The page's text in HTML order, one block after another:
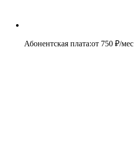
Абонентская плата:от 750 ₽/мес